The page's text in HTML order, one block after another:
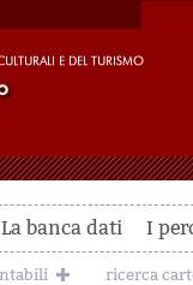
La banca dati I
ricerca